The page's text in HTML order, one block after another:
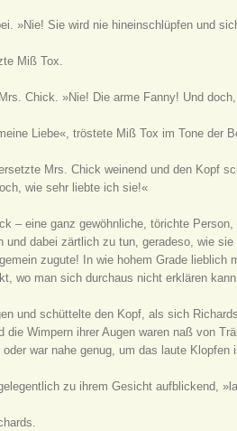
»Nie! Sie wird nie hineinschlüpfen und
Miß Tox.
Chick. »Nie! Die arme Fanny! Und
Liebe«, tröstete Miß Tox im Tone der
Mrs. Chick weinend und den Kopf
wie sehr liebte ich sie!«
– eine ganz gewöhnliche, törichte
und dabei zärtlich zu tun, geradeso, wie
zugute! In wie hohem Grade
wo man sich durchaus nicht erklären
und schüttelte den Kopf, als sich
Wimpern ihrer Augen waren naß von
war nahe genug, um das laute Klopfen
zu ihrem Gesicht aufblickend,